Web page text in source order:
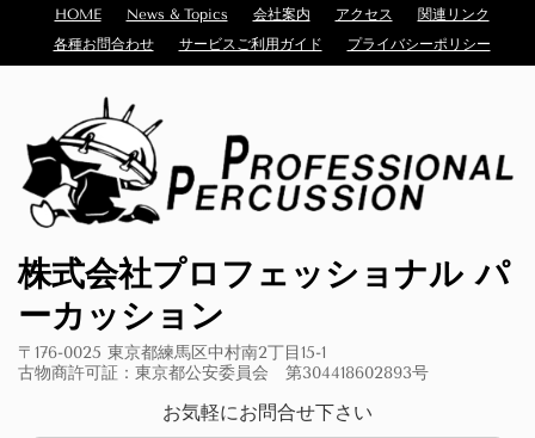
HOME News & Topics 会社案内 アクセス
関連リンク
各種お問合わせ
サービスご利用ガイド プライバシーポリシー
株式会社プロフェッショナル パ
ーカッション
〒176-0025 東京都練馬区中村南2丁目15-1
古物商許可証：東京都公安委員会 第304418602893号
お気軽にお問合せ下さい